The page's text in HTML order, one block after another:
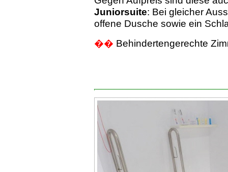
Juniorsuite: Bei gleicher
offene Dusche sowie ein
�� Behindertengerechte